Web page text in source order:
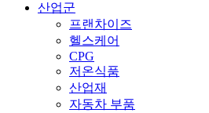
산업군
프랜차이즈
헬스케어
CPG
저온식품
산업재
자동차 부품